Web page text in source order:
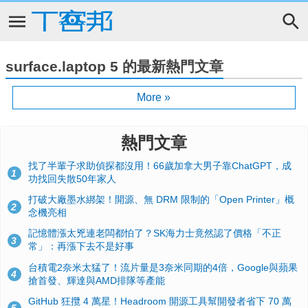
surface.laptop 5 的最新熱門文章
More »
熱門文章
1
找了半輩子求助偵探都沒用！66歲加拿大男子靠ChatGPT，成
功找回失散50年家人
2
打破大廠墨水綁架！開源、無 DRM 限制的「Open Printer」概
念機亮相
3
記憶體漲太兇連老闆都怕了？SK海力士竟然認了價格「不正
常」：再漲下去不是好事
4
台積電2奈米太猛了！流片量是3奈米同期的4倍，Google與蘋果
搶首發、輝達與AMD排隊等產能
GitHub 狂攬 4 萬星！Headroom 開源工具幫開發者省下 70 萬